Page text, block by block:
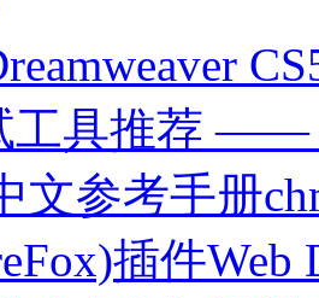
工具推荐 ——
文参考手册
插件Web